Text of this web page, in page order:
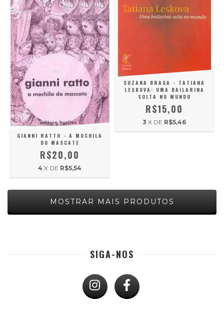
GIANNI RATTO - A MOCHILA
DO MASCATE
R$20,00
4 X DE R$5,54
SUZANA BRAGA - TATIANA
LESKOVA: UMA BAILARINA
SOLTA NO MUNDO
R$15,00
3 X DE R$5,46
MOSTRAR MAIS PRODUTOS
SIGA-NOS